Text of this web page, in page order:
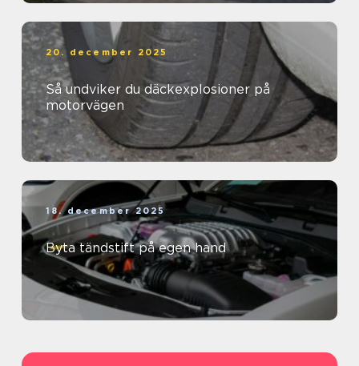
20. december 2025
Så undviker du däckexplosioner på
motorvägen
18. december 2025
Byta tändstift på egen hand